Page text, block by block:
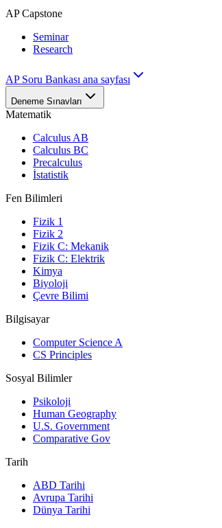
AP Capstone
Seminar
Research
AP Soru Bankası ana sayfası
Deneme Sınavları
Matematik
Calculus AB
Calculus BC
Precalculus
İstatistik
Fen Bilimleri
Fizik 1
Fizik 2
Fizik C: Mekanik
Fizik C: Elektrik
Kimya
Biyoloji
Çevre Bilimi
Bilgisayar
Computer Science A
CS Principles
Sosyal Bilimler
Psikoloji
Human Geography
U.S. Government
Comparative Gov
Tarih
ABD Tarihi
Avrupa Tarihi
Dünya Tarihi